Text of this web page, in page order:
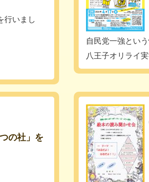
行いまし
自民党一強とい
八王子オリライ
の社」を